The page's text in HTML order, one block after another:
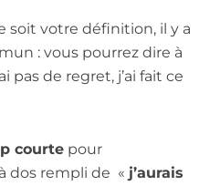
soit votre définition, il y a
: vous pourrez dire à
pas de regret, j’ai fait ce
courte pour
dos rempli de « j’aurais